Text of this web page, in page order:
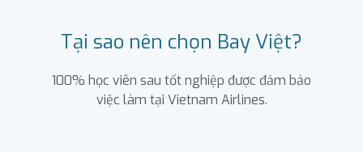
Tại sao nên chọn Bay Việt?
100% học viên sau tốt nghiệp được đảm bảo
việc làm tại Vietnam Airlines.